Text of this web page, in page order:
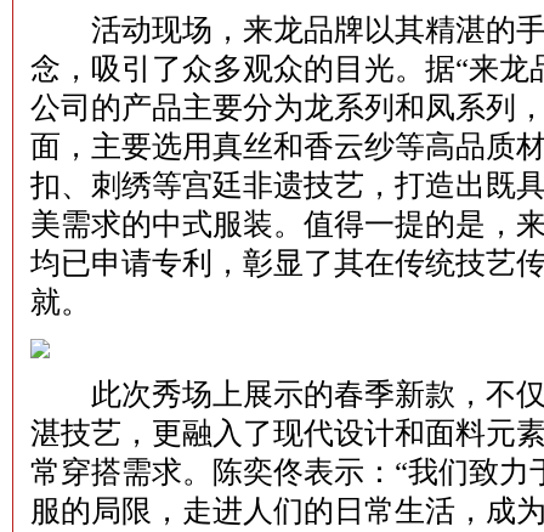
活动现场，来龙品牌以其精湛的手
念，吸引了众多观众的目光。据“来龙
公司的产品主要分为龙系列和凤系列
面，主要选用真丝和香云纱等高品质
扣、刺绣等宫廷非遗技艺，打造出既
美需求的中式服装。值得一提的是，
均已申请专利，彰显了其在传统技艺
就。
此次秀场上展示的春季新款，不仅
湛技艺，更融入了现代设计和面料元
常穿搭需求。陈奕佟表示：“我们致
服的局限，走进人们的日常生活，成